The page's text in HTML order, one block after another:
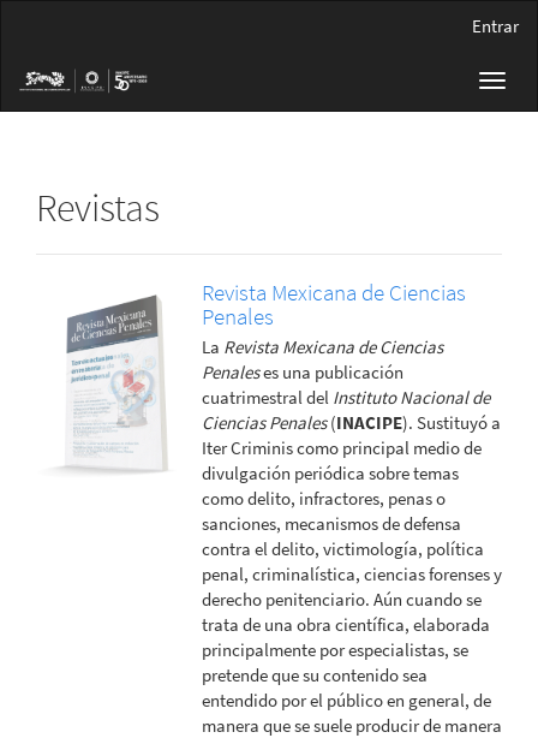
principal
Barra
Entrar
Revistas
Revista Mexicana de Ciencias
Penales
La Revista Mexicana de Ciencias
Penaleses una publicación
cuatrimestral del Instituto Nacional de
Ciencias Penales(INACIPE). Sustituyó a
Iter Criminis como principal medio de
divulgación periódica sobre temas
como delito, infractores, penas o
sanciones, mecanismos de defensa
contra el delito, victimología, política
penal, criminalística, ciencias forenses y
derecho penitenciario. Aún cuando se
trata de una obra científica, elaborada
principalmente por especialistas, se
pretende que su contenido sea
entendido por el público en general, de
manera que se suele producir de manera